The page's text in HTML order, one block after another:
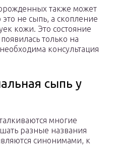
также может
не сыпь, а скопление
кожи. Это состояние
только на
консультация
сыпь у
многие
разные названия
синонимами, к